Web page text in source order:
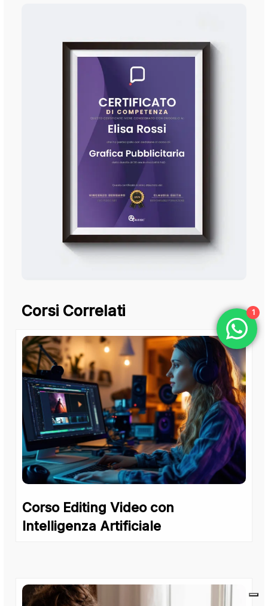
Corsi Correlati
Corso Editing Video con
Intelligenza Artificiale
1